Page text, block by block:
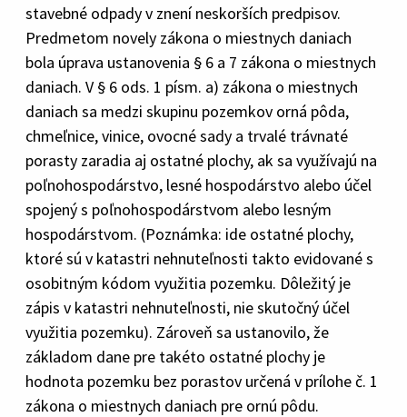
stavebné odpady v znení neskorších predpisov.
Predmetom novely zákona o miestnych daniach
bola úprava ustanovenia § 6 a 7 zákona o miestnych
daniach. V § 6 ods. 1 písm. a) zákona o miestnych
daniach sa medzi skupinu pozemkov orná pôda,
chmeľnice, vinice, ovocné sady a trvalé trávnaté
porasty zaradia aj ostatné plochy, ak sa využívajú na
poľnohospodárstvo, lesné hospodárstvo alebo účel
spojený s poľnohospodárstvom alebo lesným
hospodárstvom. (Poznámka: ide ostatné plochy,
ktoré sú v katastri nehnuteľnosti takto evidované s
osobitným kódom využitia pozemku. Dôležitý je
zápis v katastri nehnuteľnosti, nie skutočný účel
využitia pozemku). Zároveň sa ustanovilo, že
základom dane pre takéto ostatné plochy je
hodnota pozemku bez porastov určená v prílohe č. 1
zákona o miestnych daniach pre ornú pôdu.